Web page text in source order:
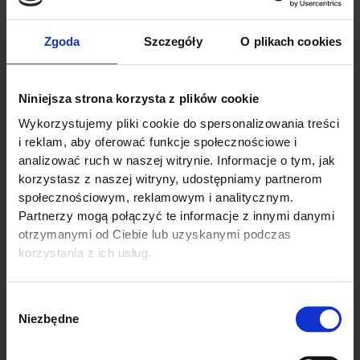
Zgoda Szczegóły O plikach cookies
Niniejsza strona korzysta z plików cookie
Wykorzystujemy pliki cookie do spersonalizowania treści
i reklam, aby oferować funkcje społecznościowe i
analizować ruch w naszej witrynie. Informacje o tym, jak
korzystasz z naszej witryny, udostępniamy partnerom
społecznościowym, reklamowym i analitycznym.
Partnerzy mogą połączyć te informacje z innymi danymi
otrzymanymi od Ciebie lub uzyskanymi podczas
korzystania z ich usług.
zgody
Niezbędne
INGLESE